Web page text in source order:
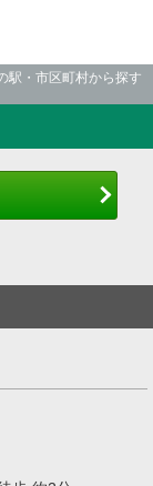
駅・市区町村から探す